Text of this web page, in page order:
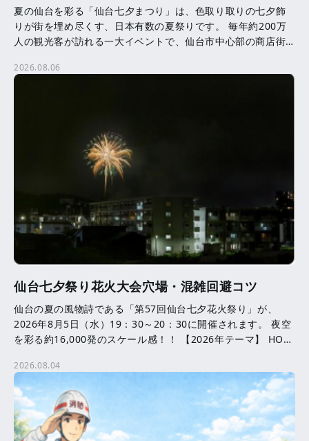
夏の仙台を彩る「仙台七夕まつり」は、色取り取りの七夕飾
りが街を埋め尽くす、日本有数の夏祭りです。 毎年約200万
人の観光客が訪れる一大イベントで、仙台市中心部の商店街
2026.08.06
仙台七夕祭り花火大会穴場・混雑回避コツ
仙台の夏の風物詩である「第57回仙台七夕花火祭り」が、
2026年8月5日（水）19：30～20：30に開催されます。 夜空
を彩る約16,000発のスケール感！！ 【2026年テーマ】 HOPE
2026.08.04